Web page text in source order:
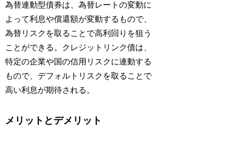
為替連動型債券は、為替レートの変動に
よって利息や償還額が変動するもので、
為替リスクを取ることで高利回りを狙う
ことができる。クレジットリンク債は、
特定の企業や国の信用リスクに連動する
もので、デフォルトリスクを取ることで
高い利息が期待される。
メリットとデメリット